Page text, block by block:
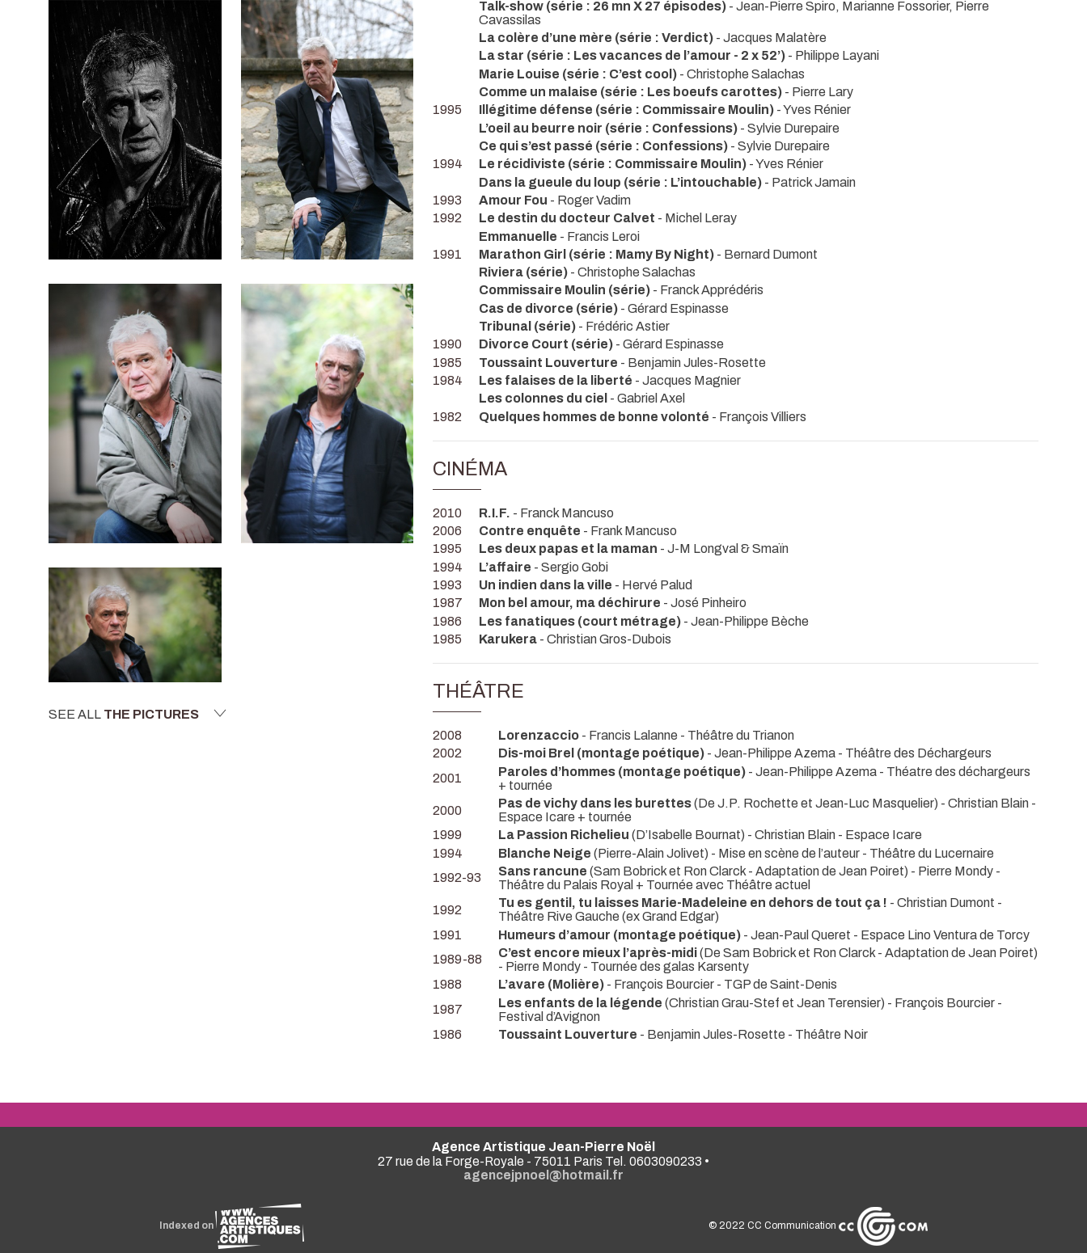
SEE ALL THE PICTURES
Talk-show (série : 26 mn X 27 épisodes) - Jean-Pierre Spiro, Marianne Fossorier, Pierre
Cavassilas
La colère d’une mère (série : Verdict) - Jacques Malatère
La star (série : Les vacances de l’amour - 2 x 52’) - Philippe Layani
Marie Louise (série : C’est cool) - Christophe Salachas
Comme un malaise (série : Les boeufs carottes) - Pierre Lary
1995
Illégitime défense (série : Commissaire Moulin) - Yves Rénier
L’oeil au beurre noir (série : Confessions) - Sylvie Durepaire
Ce qui s’est passé (série : Confessions) - Sylvie Durepaire
1994
Le récidiviste (série : Commissaire Moulin) - Yves Rénier
Dans la gueule du loup (série : L’intouchable) - Patrick Jamain
1993
Amour Fou - Roger Vadim
1992
Le destin du docteur Calvet - Michel Leray
Emmanuelle - Francis Leroi
1991
Marathon Girl (série : Mamy By Night) - Bernard Dumont
Riviera (série) - Christophe Salachas
Commissaire Moulin (série) - Franck Apprédéris
Cas de divorce (série) - Gérard Espinasse
Tribunal (série) - Frédéric Astier
1990
Divorce Court (série) - Gérard Espinasse
1985
Toussaint Louverture - Benjamin Jules-Rosette
1984
Les falaises de la liberté - Jacques Magnier
Les colonnes du ciel - Gabriel Axel
1982
Quelques hommes de bonne volonté - François Villiers
CINÉMA
2010 R.I.F. - Franck Mancuso
2006
Contre enquête - Frank Mancuso
1995
Les deux papas et la maman - J-M Longval & Smaïn
1994
L’affaire - Sergio Gobi
1993
Un indien dans la ville - Hervé Palud
1987
Mon bel amour, ma déchirure - José Pinheiro
1986
Les fanatiques (court métrage) - Jean-Philippe Bèche
1985
Karukera - Christian Gros-Dubois
THÉÂTRE
2008 Lorenzaccio - Francis Lalanne - Théâtre du Trianon
2002
Dis-moi Brel (montage poétique) - Jean-Philippe Azema - Théâtre des Déchargeurs
2001
Paroles d’hommes (montage poétique) - Jean-Philippe Azema - Théatre des déchargeurs
+ tournée
2000
Pas de vichy dans les burettes(De J.P. Rochette et Jean-Luc Masquelier) - Christian Blain -
Espace Icare + tournée
1999
La Passion Richelieu (D’Isabelle Bournat) - Christian Blain - Espace Icare
1994
Blanche Neige (Pierre-Alain Jolivet) - Mise en scène de l’auteur - Théâtre du Lucernaire
1992-93
Sans rancune (Sam Bobrick et Ron Clarck - Adaptation de Jean Poiret) - Pierre Mondy -
Théâtre du Palais Royal + Tournée avec Théâtre actuel
1992
Tu es gentil, tu laisses Marie-Madeleine en dehors de tout ça ! - Christian Dumont -
Théâtre Rive Gauche (ex Grand Edgar)
1991
Humeurs d’amour (montage poétique) - Jean-Paul Queret - Espace Lino Ventura de Torcy
1989-88
C’est encore mieux l’après-midi(De Sam Bobrick et Ron Clarck - Adaptation de Jean Poiret)
- Pierre Mondy - Tournée des galas Karsenty
1988
L’avare (Molière) - François Bourcier - TGP de Saint-Denis
1987
Les enfants de la légende (Christian Grau-Stef et Jean Terensier) - François Bourcier -
Festival d’Avignon
1986
Toussaint Louverture - Benjamin Jules-Rosette - Théâtre Noir
Agence Artistique Jean-Pierre Noël
27 rue de la Forge-Royale - 75011 Paris Tel. 0603090233 •
agencejpnoel@hotmail.fr
Indexed on © 2022 CC Communication